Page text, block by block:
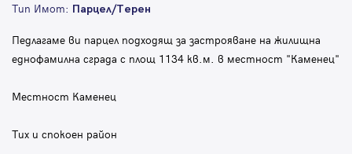
Тип Имот: Парцел/Терен
Педлагаме ви парцел подходящ за застрояване на жилищна
еднофамилна сграда с площ 1134 кв.м. в местност "Каменец"
Местност Каменец
Тих и спокоен район